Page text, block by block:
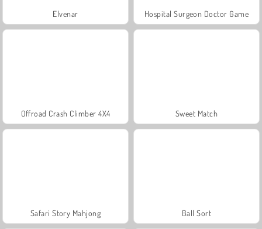
Elvenar Hospital Surgeon Doctor Game
Offroad Crash Climber 4X4 Sweet Match
Safari Story Mahjong Ball Sort